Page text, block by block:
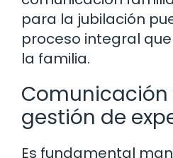
para la jubilación
proceso integral
la familia.
gestión de
Es fundamental